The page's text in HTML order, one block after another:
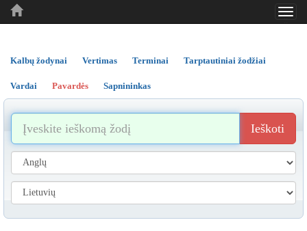
..
..
Kalbų žodynai Vertimas Terminai Tarptautiniai žodžiai
Vardai Pavardės Sapnininkas
Ieškoti